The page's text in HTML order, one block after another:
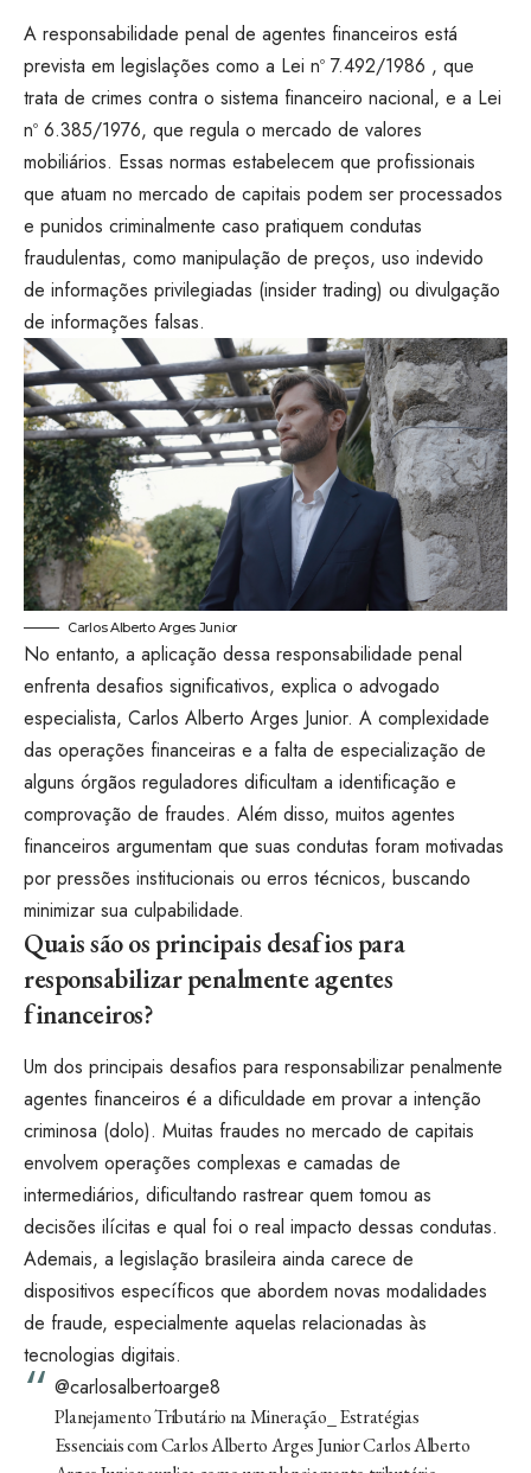
A responsabilidade penal de agentes financeiros está
prevista em legislações como a Lei nº 7.492/1986 , que
trata de crimes contra o sistema financeiro nacional, e a Lei
nº 6.385/1976, que regula o mercado de valores
mobiliários. Essas normas estabelecem que profissionais
que atuam no mercado de capitais podem ser processados
e punidos criminalmente caso pratiquem condutas
fraudulentas, como manipulação de preços, uso indevido
de informações privilegiadas (insider trading) ou divulgação
de informações falsas.
Carlos Alberto Arges Junior
No entanto, a aplicação dessa responsabilidade penal
enfrenta desafios significativos, explica o advogado
especialista, Carlos Alberto Arges Junior. A complexidade
das operações financeiras e a falta de especialização de
alguns órgãos reguladores dificultam a identificação e
comprovação de fraudes. Além disso, muitos agentes
financeiros argumentam que suas condutas foram motivadas
por pressões institucionais ou erros técnicos, buscando
minimizar sua culpabilidade.
Quais são os principais desafios para
responsabilizar penalmente agentes
financeiros?
Um dos principais desafios para responsabilizar penalmente
agentes financeiros é a dificuldade em provar a intenção
criminosa (dolo). Muitas fraudes no mercado de capitais
envolvem operações complexas e camadas de
intermediários, dificultando rastrear quem tomou as
decisões ilícitas e qual foi o real impacto dessas condutas.
Ademais, a legislação brasileira ainda carece de
dispositivos específicos que abordem novas modalidades
de fraude, especialmente aquelas relacionadas às
tecnologias digitais.
@carlosalbertoarge8
Planejamento Tributário na Mineração_ Estratégias
Essenciais com Carlos Alberto Arges Junior Carlos Alberto